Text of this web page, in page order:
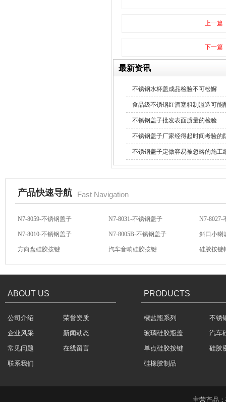
五金包硅橡胶产品
上一篇
下一篇
最新资讯
不锈钢水杯盖成品检验不可松懈
食品级不锈钢红酒塞粗制滥造可能
不锈钢盖子批发表面质量的检验
不锈钢盖子厂家经得起时间考验的
不锈钢盖子定做容易被忽略的施工
产品快速导航 Fast Navigation
N7-8059-不锈钢盖子 N7-8031-不锈钢盖子 N7-8027-
N7-8010-不锈钢盖子 N7-8005B-不锈钢盖子 斜口小喇
方向盘硅胶按键 汽车音响硅胶按键 硅胶按键
汽车音响导电硅胶按键 轻触开关硅胶按键 汽车音响
ABOUT US
公司介绍
荣誉资质
企业风采
新闻动态
常见问题
在线留言
联系我们
PRODUCTS
椒盐瓶系列
不锈
玻璃硅胶瓶盖
汽车
单点硅胶按键
硅胶
硅橡胶制品
主营产品：